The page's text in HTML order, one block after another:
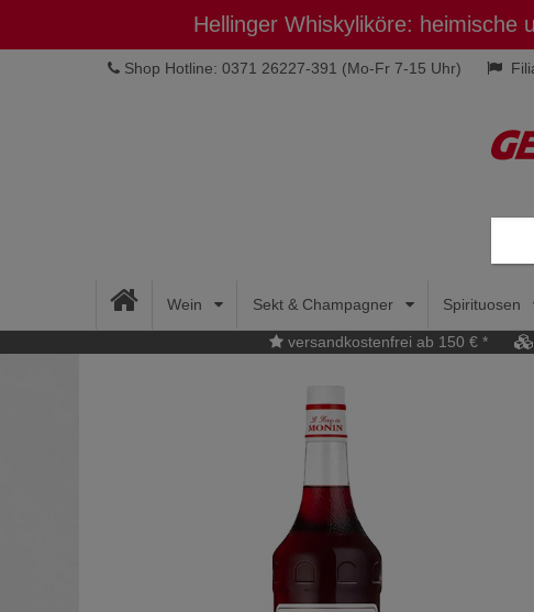
Hellinger Whiskyliköre: heimische
Shop Hotline: 0371 26227-391 (Mo-Fr 7-15 Uhr)
Wein Sekt & Champagner Spirituosen
versandkostenfrei ab 150 € *